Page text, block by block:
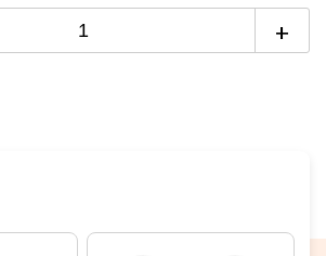
$8,185
$4,092
18家銀行/業者
18家銀行/業者
+